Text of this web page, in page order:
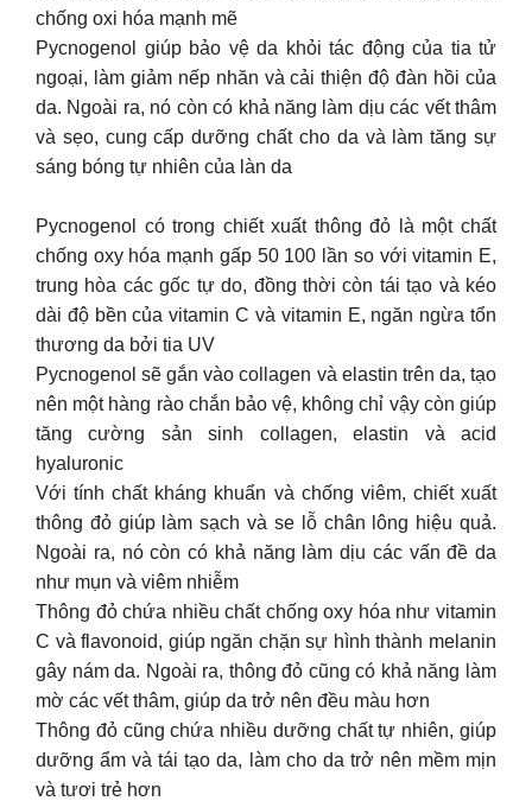
chống oxi hóa mạnh mẽ
Pycnogenol giúp bảo vệ da khỏi tác động của tia tử
ngoại, làm giảm nếp nhăn và cải thiện độ đàn hồi của
da. Ngoài ra, nó còn có khả năng làm dịu các vết thâm
và sẹo, cung cấp dưỡng chất cho da và làm tăng sự
sáng bóng tự nhiên của làn da
Pycnogenol có trong chiết xuất thông đỏ là một chất
chống oxy hóa mạnh gấp 50 100 lần so với vitamin E,
trung hòa các gốc tự do, đồng thời còn tái tạo và kéo
dài độ bền của vitamin C và vitamin E, ngăn ngừa tổn
thương da bởi tia UV
Pycnogenol sẽ gắn vào collagen và elastin trên da, tạo
nên một hàng rào chắn bảo vệ, không chỉ vậy còn giúp
tăng cường sản sinh collagen, elastin và acid
hyaluronic
Với tính chất kháng khuẩn và chống viêm, chiết xuất
thông đỏ giúp làm sạch và se lỗ chân lông hiệu quả.
Ngoài ra, nó còn có khả năng làm dịu các vấn đề da
như mụn và viêm nhiễm
Thông đỏ chứa nhiều chất chống oxy hóa như vitamin
C và flavonoid, giúp ngăn chặn sự hình thành melanin
gây nám da. Ngoài ra, thông đỏ cũng có khả năng làm
mờ các vết thâm, giúp da trở nên đều màu hơn
Thông đỏ cũng chứa nhiều dưỡng chất tự nhiên, giúp
dưỡng ẩm và tái tạo da, làm cho da trở nên mềm mịn
và tươi trẻ hơn